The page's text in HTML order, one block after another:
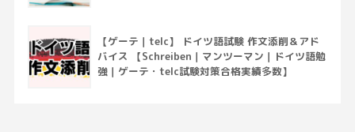
【ゲーテ｜telc】 ドイツ語試験 作文添削＆アド
バイス 【Schreiben｜マンツーマン｜ドイツ語勉
強｜ゲーテ・telc試験対策合格実績多数】